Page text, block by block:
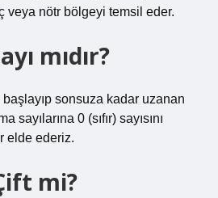
​​veya nötr bölgeyi temsil eder.
mıdır?
başlayıp sonsuza kadar uzanan
sayılarına 0 (sıfır) sayısını
elde ederiz.
mi?